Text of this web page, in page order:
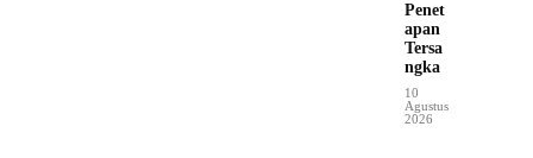
Penet
apan
Tersa
ngka
10
Agustus
2026